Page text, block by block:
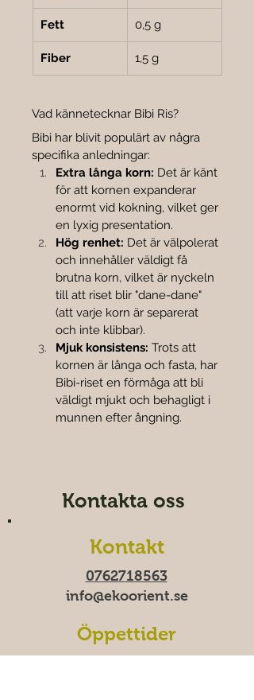
Fett 0,5 g
Fiber 1,5 g
Vad kännetecknar Bibi Ris?
Bibi har blivit populärt av några
specifika anledningar:
Extra långa korn: Det är känt
för att kornen expanderar
enormt vid kokning, vilket ger
en lyxig presentation.
Hög renhet: Det är välpolerat
och innehåller väldigt få
brutna korn, vilket är nyckeln
till att riset blir "dane-dane"
(att varje korn är separerat
och inte klibbar).
Mjuk konsistens: Trots att
kornen är långa och fasta, har
Bibi-riset en förmåga att bli
väldigt mjukt och behagligt i
munnen efter ångning.
Kontakta oss
Kontakt
0762718563
info@ekoorient.se​​
Öppettider